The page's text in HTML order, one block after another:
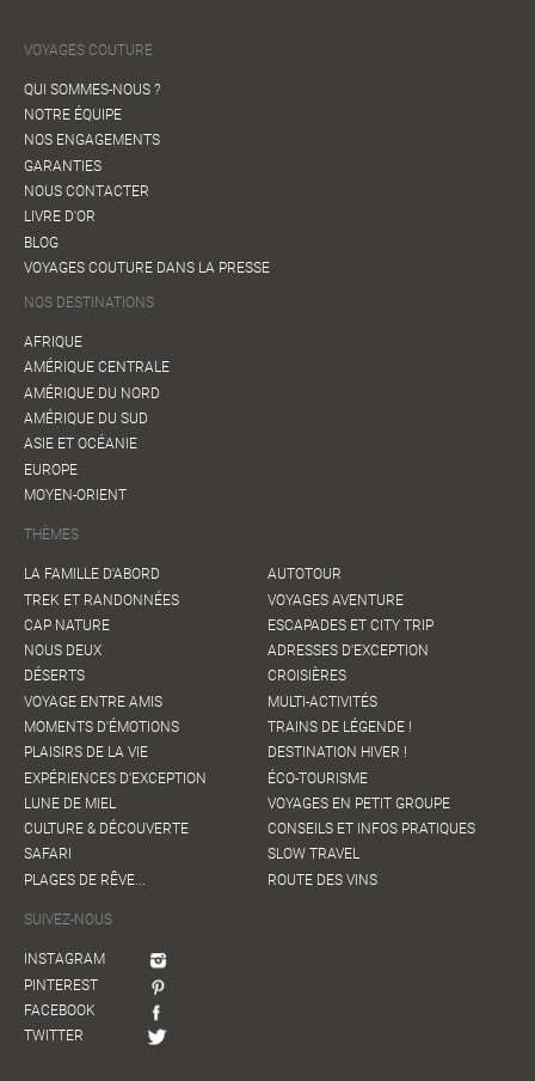
VOYAGES COUTURE
QUI SOMMES-NOUS ?
NOTRE ÉQUIPE
NOS ENGAGEMENTS
GARANTIES
NOUS CONTACTER
LIVRE D'OR
BLOG
VOYAGES COUTURE DANS LA PRESSE
NOS DESTINATIONS
AFRIQUE
AMÉRIQUE CENTRALE
AMÉRIQUE DU NORD
AMÉRIQUE DU SUD
ASIE ET OCÉANIE
EUROPE
MOYEN-ORIENT
THÈMES
LA FAMILLE D'ABORD
TREK ET RANDONNÉES
CAP NATURE
NOUS DEUX
DÉSERTS
VOYAGE ENTRE AMIS
MOMENTS D'ÉMOTIONS
PLAISIRS DE LA VIE
EXPÉRIENCES D'EXCEPTION
LUNE DE MIEL
CULTURE & DÉCOUVERTE
SAFARI
PLAGES DE RÊVE...
AUTOTOUR
VOYAGES AVENTURE
ESCAPADES ET CITY TRIP
ADRESSES D'EXCEPTION
CROISIÈRES
MULTI-ACTIVITÉS
TRAINS DE LÉGENDE !
DESTINATION HIVER !
ÉCO-TOURISME
VOYAGES EN PETIT GROUPE
CONSEILS ET INFOS PRATIQUES
SLOW TRAVEL
ROUTE DES VINS
SUIVEZ-NOUS
INSTAGRAM
PINTEREST
FACEBOOK
TWITTER